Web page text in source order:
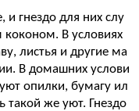
гнездо для них слу
В условиях
листья и другие ма
В домашних услови
опилки, бумагу ил
такой же уют. Гнездо